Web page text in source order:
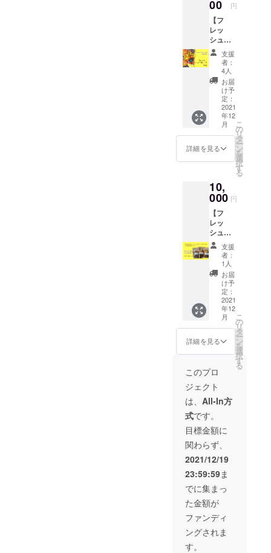
のまま
オヤツ
に、小
さく
カット
して
ヨーグ
ルトや
シリア
ルと一
緒に、
ダイ
エット
中、妊
ん、産
後のマ
にもオ
ススメ
です。
●原材
料 ＊
内容は
変わる
場合が
ありま
す。写
真はイ
メージ
です。
・ぶど
う 3種
類
（スリ
ランカ
産） ・
マン
ゴー
（スリ
ランカ
産） ・
デー
ツ
（イラ
ン産）
・イチ
ジク
（イラ
ン産）
＊レ
ター
パック
にてお
届けい
たしま
ら、も
う虜！
忘れら
れな
い、美
味の極
みをぜ
ひご賞
味くだ
さい。
ナ豆に
は様々
な栄養
素がバ
ランス
よく含
まれて
いま
す。 そ
の中で
も元
気、活
力の源
とも言
いる天
然成分
パ〟を
豊富に
含んで
いるこ
とが近
年注目
されて
いま
す。 ・
体質や
体調に
よって
お体に
合わな
い場合
利用を
お止め
い。 ・
薬を服
用中の
方、通
院中の
方は、
お医者
様とご
相談く
ださ
い。 レ
ター
パック
にてお
届けい
たしま
す。
グラ
ノーラ
オーガ
ニック
オート
ミール
に、
たっぷ
りの
デーツ&
無添加
ドライ
フルー
ツを入
れた身
体に優
す。プ
レーン
orチョ
コ、
ナッツ
orドラ
イフ
ルーツ
の組み
合わせ
の違う
４種類
を、１
袋ずつ
のセッ
届けい
たしま
麦粉、
お砂糖
は使っ
ていま
そのま
ま食べ
ても、
ヨーグ
ルトや
牛乳に
入れて
も美味
しく召
し上
がって
いただ
けま
お届け
予定12
月下旬
●セット
内容 ・
アメリ
カンフ
ラ
ワー
１個 ・
感謝の
お手紙
アメリ
カンフ
ラワー
「usagi
335」で
す。 ワ
イヤー
で形作
りをし
て、
ディッ
プ液で
カラー
リング
してお
りま
す。 1
本1本心
を込め
て製作
きまし
明感の
美しい
は、プ
レゼン
トやイ
ンテリ
アとし
です！
＊下記
地域の
方は、
別途送
料が必
要とな
00 円
【フ
レッ
シュド
ライフ
ルーツ
の詰め
合わせ
500g 】
送料・
消費税
込み ・
お届け
予定12
月下
旬 ・
賞味期
届け
後、約
10ヶ月
●セット
内容 ・
フレッ
シュド
ライフ
ルーツ
詰め合
わせ
500g
オリジ
ナルギ
フト
ボック
スでの
・感謝
のお手
紙 *北海
道、沖
縄、離
島の方
への発
送はギ
フト
ラッピ
ング無
しとな
りま
す。ご
了承く
ださ
い。 ■
フレッ
支援
者：
4人
お届
け予
定：
2021
年12
月
詳細を見る
こ
の
リ
タ
ー
ン
を
選
択
す
る
10,
000 円
【フ
レッ
シュド
ライフ
ルーツ
100g ×
3袋を
3ヵ月間
お届け
】送
料・消
費税込
み ・お
届け予
定12月
下旬〜
月に１
度３
回 ・
賞味期
限：お
届け
後、約
6ヶ月 ●
セット
内容 ・
フレッ
シュド
ライフ
ルーツ
詰め合
わせ
100g ×
3袋 × ３
支援
者：
1人
お届
け予
定：
2021
年12
月
詳細を見る
こ
の
リ
タ
ー
ン
を
選
択
す
る
このプロ
ジェクト
は、 All-In方
式です。
目標金額に
関わらず、
2021/12/19
23:59:59ま
でに集まっ
た金額が
ファンディ
ングされま
す。